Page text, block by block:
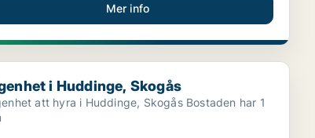
Mer info
i Huddinge, Skogås
i Huddinge, Skogås
att hyra i Huddinge, Skogås Bostaden har 1